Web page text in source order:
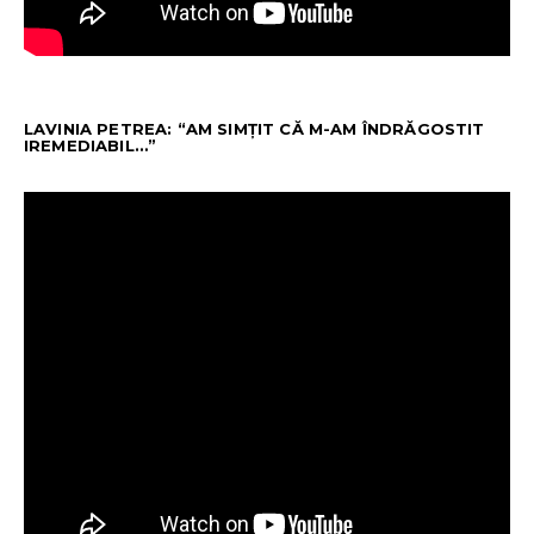
LAVINIA PETREA: “AM SIMȚIT CĂ M-AM ÎNDRĂGOSTIT
IREMEDIABIL…”